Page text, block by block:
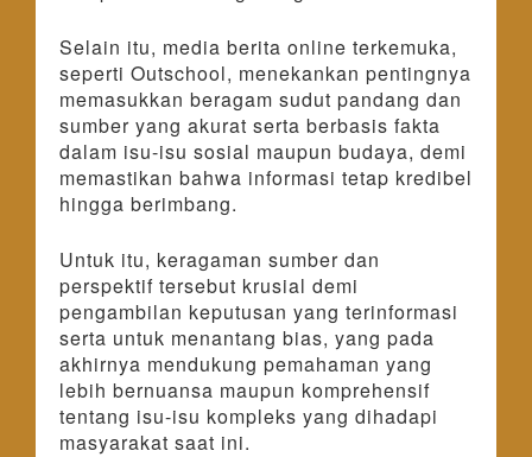
Selain itu, media berita online terkemuka,
seperti Outschool, menekankan pentingnya
memasukkan beragam sudut pandang dan
sumber yang akurat serta berbasis fakta
dalam isu-isu sosial maupun budaya, demi
memastikan bahwa informasi tetap kredibel
hingga berimbang.
Untuk itu, keragaman sumber dan
perspektif tersebut krusial demi
pengambilan keputusan yang terinformasi
serta untuk menantang bias, yang pada
akhirnya mendukung pemahaman yang
lebih bernuansa maupun komprehensif
tentang isu-isu kompleks yang dihadapi
masyarakat saat ini.